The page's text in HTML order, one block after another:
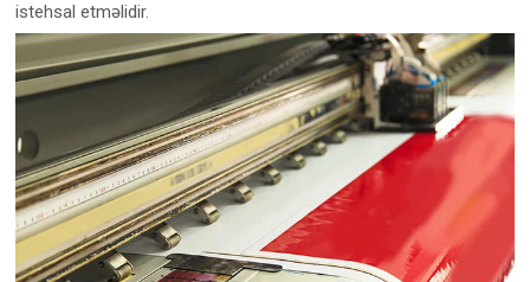
istehsal etməlidir.